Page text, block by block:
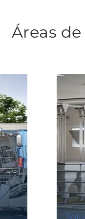
Áreas